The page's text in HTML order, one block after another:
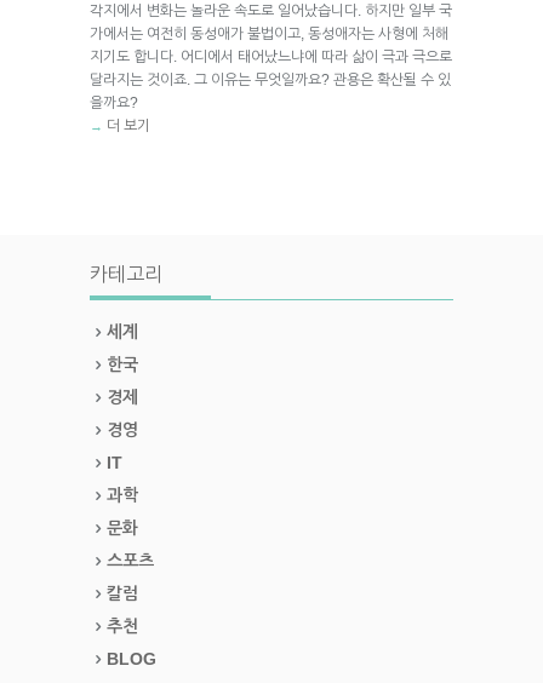
각지에서 변화는 놀라운 속도로 일어났습니다. 하지만 일부 국
가에서는 여전히 동성애가 불법이고, 동성애자는 사형에 처해
지기도 합니다. 어디에서 태어났느냐에 따라 삶이 극과 극으로
달라지는 것이죠. 그 이유는 무엇일까요? 관용은 확산될 수 있
을까요?
→ 더 보기
카테고리
세계
한국
경제
경영
IT
과학
문화
스포츠
칼럼
추천
BLOG